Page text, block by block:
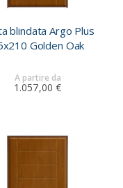
blindata Argo Plus
Golden Oak
A partire da
1.057,00 €